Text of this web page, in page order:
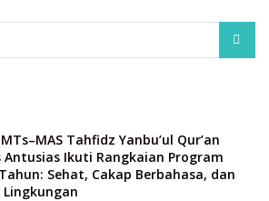
Tahfidz Yanbu’ul Qur’an
Antusias Ikuti Rangkaian Program
Sehat, Cakap Berbahasa, dan
Lingkungan